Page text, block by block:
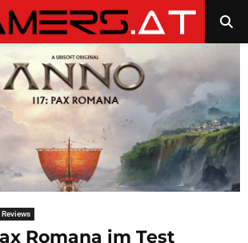
Reviews
Romana im Test